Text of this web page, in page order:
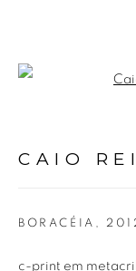
MIAMI BEACH
6 - 10
CAIO
BORACÉIA ,
c-print em